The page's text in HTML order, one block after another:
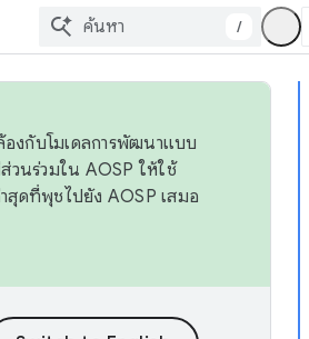
/
องกับโมเดลการพัฒนาแบบ
วนร่วมใน AOSP ให้ใช้
สุดที่พุชไปยัง AOSP เสมอ